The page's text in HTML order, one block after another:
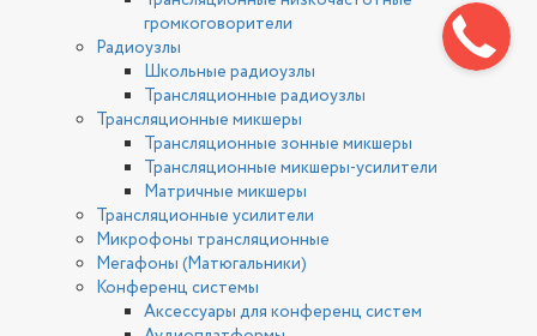
громкоговорители
Радиоузлы
Школьные радиоузлы
Трансляционные радиоузлы
Трансляционные микшеры
Трансляционные зонные микшеры
Трансляционные микшеры-усилители
Матричные микшеры
Трансляционные усилители
Микрофоны трансляционные
Мегафоны (Матюгальники)
Конференц системы
Аксессуары для конференц систем